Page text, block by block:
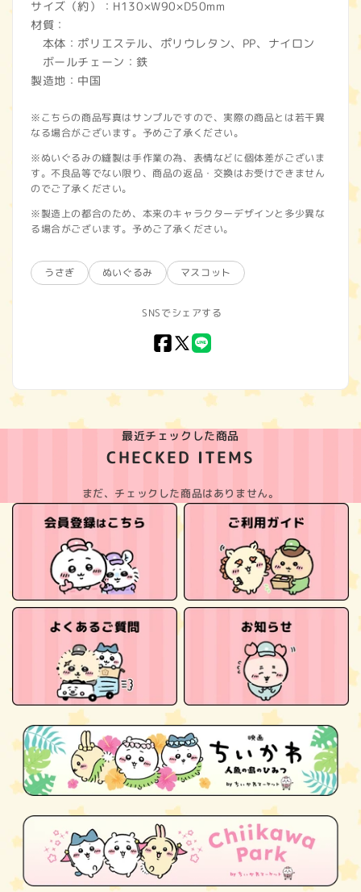
サイズ（約）：H130×W90×D50mm
材質：
本体：ポリエステル、ポリウレタン、PP、ナイロン
ボールチェーン：鉄
製造地：中国
※こちらの商品写真はサンプルですので、実際の商品とは若干異
なる場合がございます。予めご了承ください。
※ぬいぐるみの縫製は手作業の為、表情などに個体差がございま
す。不良品等でない限り、商品の返品・交換はお受けできません
のでご了承ください。
※製造上の都合のため、本来のキャラクターデザインと多少異な
る場合がございます。予めご了承ください。
うさぎ ぬいぐるみ マスコット
SNSでシェアする
Facebook
X
LINE
最近チェックした商品
CHECKED ITEMS
まだ、チェックした商品はありません。